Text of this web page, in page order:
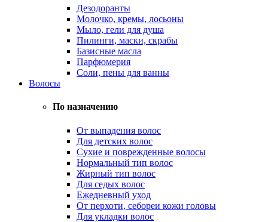
Дезодоранты
Молочко, кремы, лосьоны
Мыло, гели для душа
Пилинги, маски, скрабы
Базисные масла
Парфюмерия
Соли, пены для ванны
Волосы
По назначению
От выпадения волос
Для детских волос
Сухие и поврежденные волосы
Нормальный тип волос
Жирный тип волос
Для седых волос
Ежедневный уход
От перхоти, себореи кожи головы
Для укладки волос